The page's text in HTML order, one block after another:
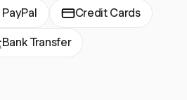
PayPal Credit Cards
Bank Transfer